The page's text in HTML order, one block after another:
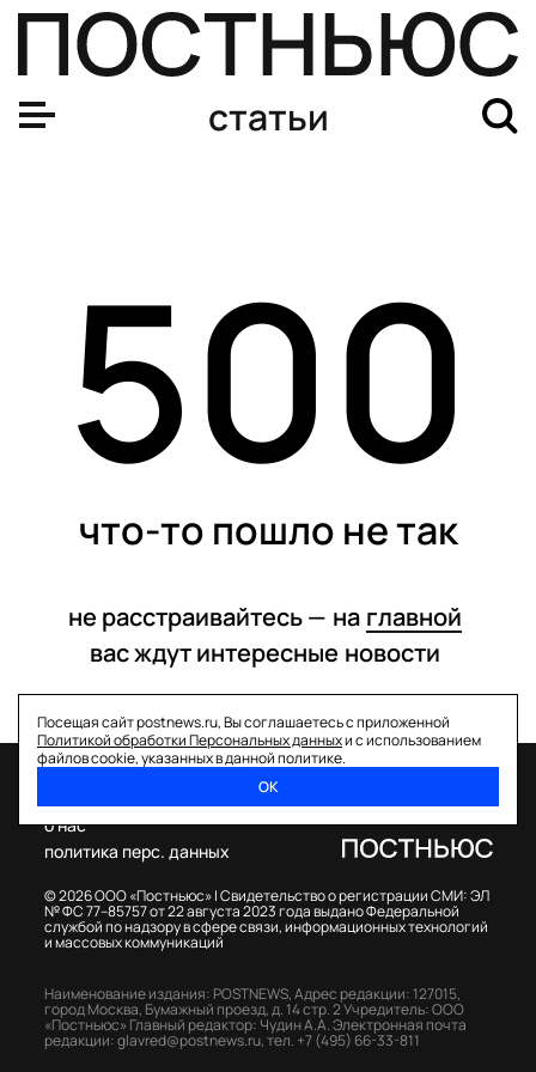
статьи
500
что-то пошло не так
не расстраивайтесь — на главной
вас ждут интересные новости
Посещая сайт postnews.ru, Вы соглашаетесь с приложенной
Политикой обработки Персональных данныхи с использованием
файлов cookie, указанных в данной политике.
ОК
© 2026 ООО «Постньюс» |Свидетельство о регистрации СМИ: ЭЛ
№ ФС 77–85757 от 22 августа 2023 года выдано Федеральной
службой по надзору в сфере связи, информационных технологий
и массовых коммуникаций
о нас
политика перс. данных
Наименование издания: POSTNEWS,Адрес редакции: 127015,
город Москва, Бумажный проезд, д. 14 стр. 2Учредитель: ООО
«Постньюс» Главный редактор: Чудин А.А.Электронная почта
редакции:glavred@postnews.ru,тел. +7 (495) 66-33-811